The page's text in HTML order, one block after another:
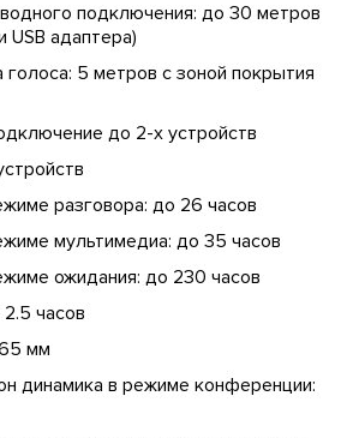
подключения: до 30 метров
USB адаптера)
голоса: 5 метров с зоной покрытия
до 2-х устройств
разговора: до 26 часов
мультимедиа: до 35 часов
ожидания: до 230 часов
часов
мм
динамика в режиме конференции: